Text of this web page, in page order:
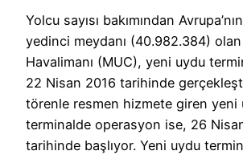
Yolcu sayısı bakımından
yedinci meydanı (40.982.384)
Havalimanı (MUC), yeni uydu
22 Nisan 2016 tarihinde
törenle resmen hizmete giren yeni
terminalde operasyon ise, 26
tarihinde başlıyor. Yeni uydu